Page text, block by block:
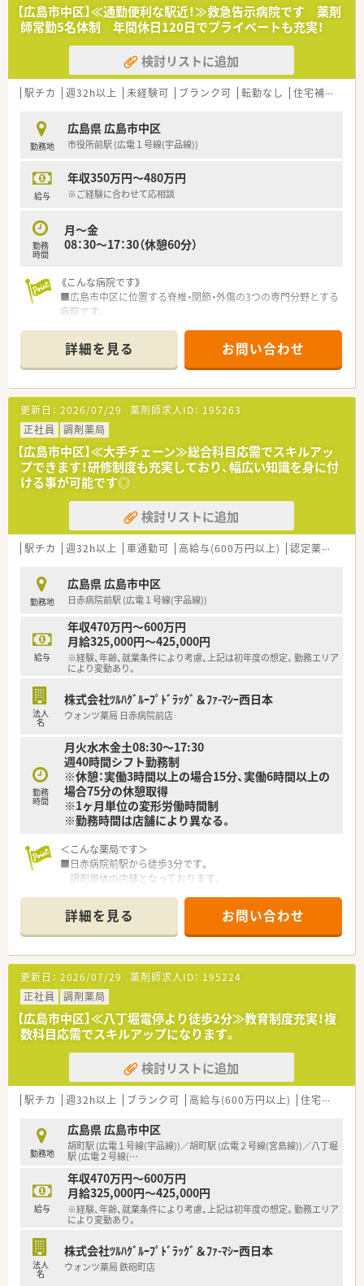
【広島市中区】≪通勤便利な駅近！≫救急告示病院です 薬剤
師常勤5名体制 年間休日120日でプライベートも充実！
検討リストに追加
駅チカ 週32h以上 未経験可 ブランク可 転勤なし 住宅補助(手当)あり
勤務地
広島県 広島市中区
市役所前駅 (広電１号線(宇品線))
給与
年収350万円～480万円
※ご経験に合わせて応相談
勤務
時間
月～金
08：30～17：30（休憩60分）
《こんな病院です》
■広島市中区に位置する脊椎・関節・外傷の3つの専門分野とする
病院です。
ています。
■平均入院患者数は129.2名・平均在院日数は14.4日・外来患者数
は18.5名となります。
《こんな業務です》
■門前に調剤薬局があるため、入院患者様の対応がメインとなり
ます。
■病棟専任配置もされており、多職種の方と積極的に連携をされ
ています。
■薬剤師常勤7名、非常勤1名の体制です。
■導入機器は電子カルテ・MRIやCTなどの画像は電子化されてい
ます。
《こんな研修体制です》
■部門ごとにそれぞれの教育システムが完備されています。
■部門内部での勉強会・部門を超えての医局・看護部・リハビリ科
合同の勉強会を定期的な開催
《こんな法人です》
■医療法人社団おると会は「忠恕の心」を医療の原点に、皆様に
信頼される整形外科の全領域に対応できる病院を目指されてい
ます。
す。平均入院患者数は129.2名・平均在院日数は14.4日・外来患者
数は18.5です。
■脊椎・脊髄外科、関節外科、外傷外科を三本柱に、スポーツ整
病診分離を基本とし、入院と救急外来患者は「浜脇整形外科病
院」、一般外来患者および術後患者は「浜脇整形外科リハビリセ
ンター」で機能分化して診療にあたっています。
■運動器機能障害予防等の地域講習会の開催、地場企業スポーツ
チームへの医師・トレーナーの帯同やメディカルチェック、海外
医師留学生（インドネシア・マカサル・ハサヌディン大学医学部）
■ライフステージに合わせた働き方を支援し、平均在職年収8.3
年・平均年齢36.9歳となっています。
■有給休暇取得率86％・残業時間4.5時間で働きやすい環境とな
っています。
《オススメポイント》
■整形外科の医療に携わりたい方
脊椎・関節・外傷の3つの専門分野とする病院とされています。
急性期病棟から地域包括ケア病棟・回復期病棟まで完備されて
います。
■5名以上の薬剤師体制の病院で働きたい方
常勤7名・非常勤1名体制となります。
■救急病院でもライフワークバランスを考えて働きたい方
有給休暇取得率86％・残業時間4.5時間です。
詳細を見る お問い合わせ
更新日： 2026/07/29 薬剤師求人ID： 195263
正社員
調剤薬局
【広島市中区】≪大手チェーン≫総合科目応需でスキルアッ
プできます！研修制度も充実しており、幅広い知識を身に付
ける事が可能です◎
検討リストに追加
駅チカ 週32h以上 車通勤可 高給与(600万円以上) 認定薬剤師取得支援あり
勤務地
広島県 広島市中区
日赤病院前駅 (広電１号線(宇品線))
給与
年収470万円～600万円
月給325,000円～425,000円
※経験、年齢、就業条件により考慮、上記は初年度の想定。勤務エリア
により変動あり。
法人
名
株式会社ﾂﾙﾊｸﾞﾙｰﾌﾟﾄﾞﾗｯｸﾞ＆ﾌｧ-ﾏｼｰ西日本
ウォンツ薬局 日赤病院前店
勤務
時間
月火水木金土08:30～17:30
週40時間シフト勤務制
※休憩：実働3時間以上の場合15分、実働6時間以上の
場合75分の休憩取得
※1ヶ月単位の変形労働時間制
※勤務時間は店舗により異なる。
＜こんな薬局です＞
■日赤病院前駅から徒歩3分です。
調剤単体の店舗となっております。
高齢の方まで安心してご利用頂けます。
■広々とした受付カウンターがございます。
■待合スペースには10名程度が座れる
ソファを用意しております。
■調剤室はとても広々としており、
動線をしっかりと確保できます。
ミスを防ぐためにも整理整頓しています。
※配属店舗は面接次第で最終決定となります。
通勤圏内にて当店舗以外での配属となる場合がございます。
＜設備も充実＞
■電子薬歴・分包機（円盤）も完備しております。
■監査システムなどの調剤設備も導入しており、
リスクマネジメントも徹底しています。
＜業務内容＞
■総合科目の処方箋を応需しています。
■1日の処方箋枚数は130枚～140枚です。
＜研修制度＞
■充実した研修フォロー体制も好評です。
会社からのバックアップがございます。
＜法人特徴＞
詳細を見る お問い合わせ
更新日： 2026/07/29 薬剤師求人ID： 195224
正社員
調剤薬局
【広島市中区】≪八丁堀電停より徒歩2分≫教育制度充実！複
数科目応需でスキルアップになります。
検討リストに追加
駅チカ 週32h以上 ブランク可 高給与(600万円以上) 住宅補助(手当)あり
勤務地
広島県 広島市中区
胡町駅 (広電１号線(宇品線))／胡町駅 (広電２号線(宮島線))／八丁堀
駅 (広電２号線(…
給与
年収470万円～600万円
月給325,000円～425,000円
※経験、年齢、就業条件により考慮、上記は初年度の想定。勤務エリア
により変動あり。
法人
名
株式会社ﾂﾙﾊｸﾞﾙｰﾌﾟﾄﾞﾗｯｸﾞ＆ﾌｧ-ﾏｼｰ西日本
ウォンツ薬局 鉄砲町店